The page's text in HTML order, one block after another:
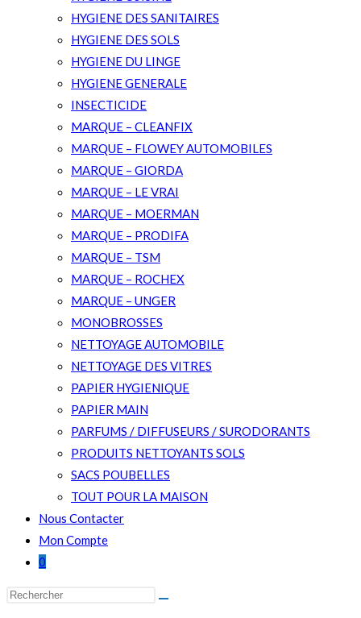
HYGIENE DES SANITAIRES
HYGIENE DES SOLS
HYGIENE DU LINGE
HYGIENE GENERALE
INSECTICIDE
MARQUE – CLEANFIX
MARQUE – FLOWEY AUTOMOBILES
MARQUE – GIORDA
MARQUE – LE VRAI
MARQUE – MOERMAN
MARQUE – PRODIFA
MARQUE – TSM
MARQUE – ROCHEX
MARQUE – UNGER
MONOBROSSES
NETTOYAGE AUTOMOBILE
NETTOYAGE DES VITRES
PAPIER HYGIENIQUE
PAPIER MAIN
PARFUMS / DIFFUSEURS / SURODORANTS
PRODUITS NETTOYANTS SOLS
SACS POUBELLES
TOUT POUR LA MAISON
Nous Contacter
Mon Compte
0
Rechercher